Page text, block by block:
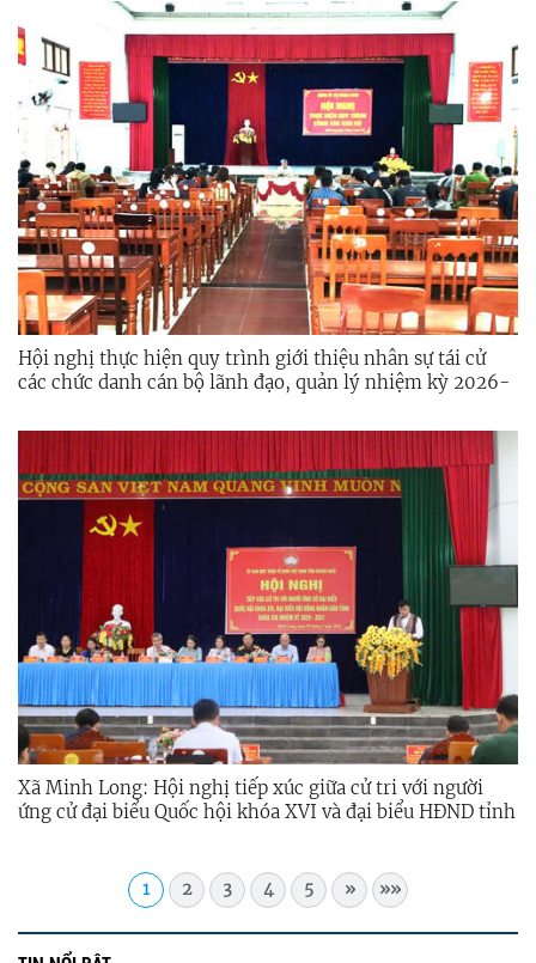
Hội nghị thực hiện quy trình giới thiệu nhân sự tái cử
các chức danh cán bộ lãnh đạo, quản lý nhiệm kỳ 2026-
Xã Minh Long: Hội nghị tiếp xúc giữa cử tri với người
ứng cử đại biểu Quốc hội khóa XVI và đại biểu HĐND tỉnh
1 2 3 4 5 » »»